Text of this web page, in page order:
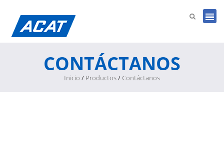
CONTÁCTANOS
Inicio / Productos/ Contáctanos